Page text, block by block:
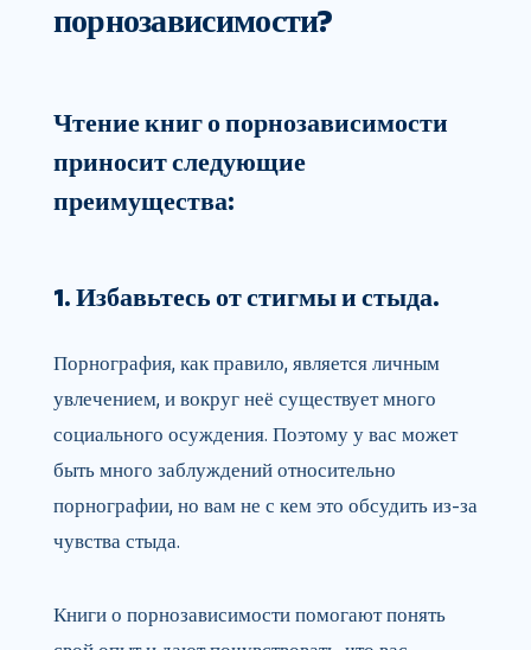
порнозависимости?
Чтение книг о порнозависимости
приносит следующие
преимущества:
1. Избавьтесь от стигмы и стыда.
Порнография, как правило, является личным
увлечением, и вокруг неё существует много
социального осуждения. Поэтому у вас может
быть много заблуждений относительно
порнографии, но вам не с кем это обсудить из-за
чувства стыда.
Книги о порнозависимости помогают понять